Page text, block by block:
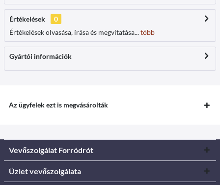
Értékelések
0
Értékelések olvasása, írása és megvitatása...több
Gyártói információk
Az ügyfelek ezt is megvásárolták
Vevőszolgálat Forródrót
Üzlet vevőszolgálata